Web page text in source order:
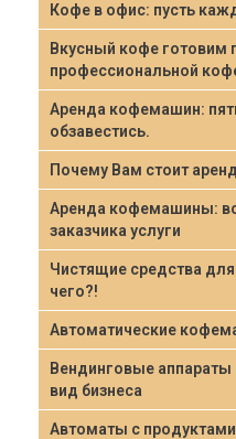
Кофе в офис: пусть
Вкусный кофе готовим
профессиональной
Аренда кофемашин:
обзавестись.
Почему Вам стоит
Аренда кофемашины:
заказчика услуги
Чистящие средства
чего?!
Автоматические
Вендинговые аппараты
вид бизнеса
Автоматы с